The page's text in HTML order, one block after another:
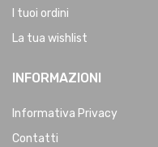
I tuoi ordini
La tua wishlist
INFORMAZIONI
Informativa Privacy
Contatti